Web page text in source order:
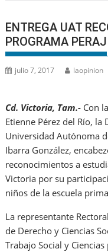
ENTREGA UAT
PROGRAMA
julio 7, 2017 laopinion
Cd. Victoria, Tam.- Con
Etienne Pérez del Río, la
Universidad Autónoma
Ibarra González,
reconocimientos a
Victoria por su
niños de la escuela
La representante
de Derecho y Ciencias
Trabajo Social y